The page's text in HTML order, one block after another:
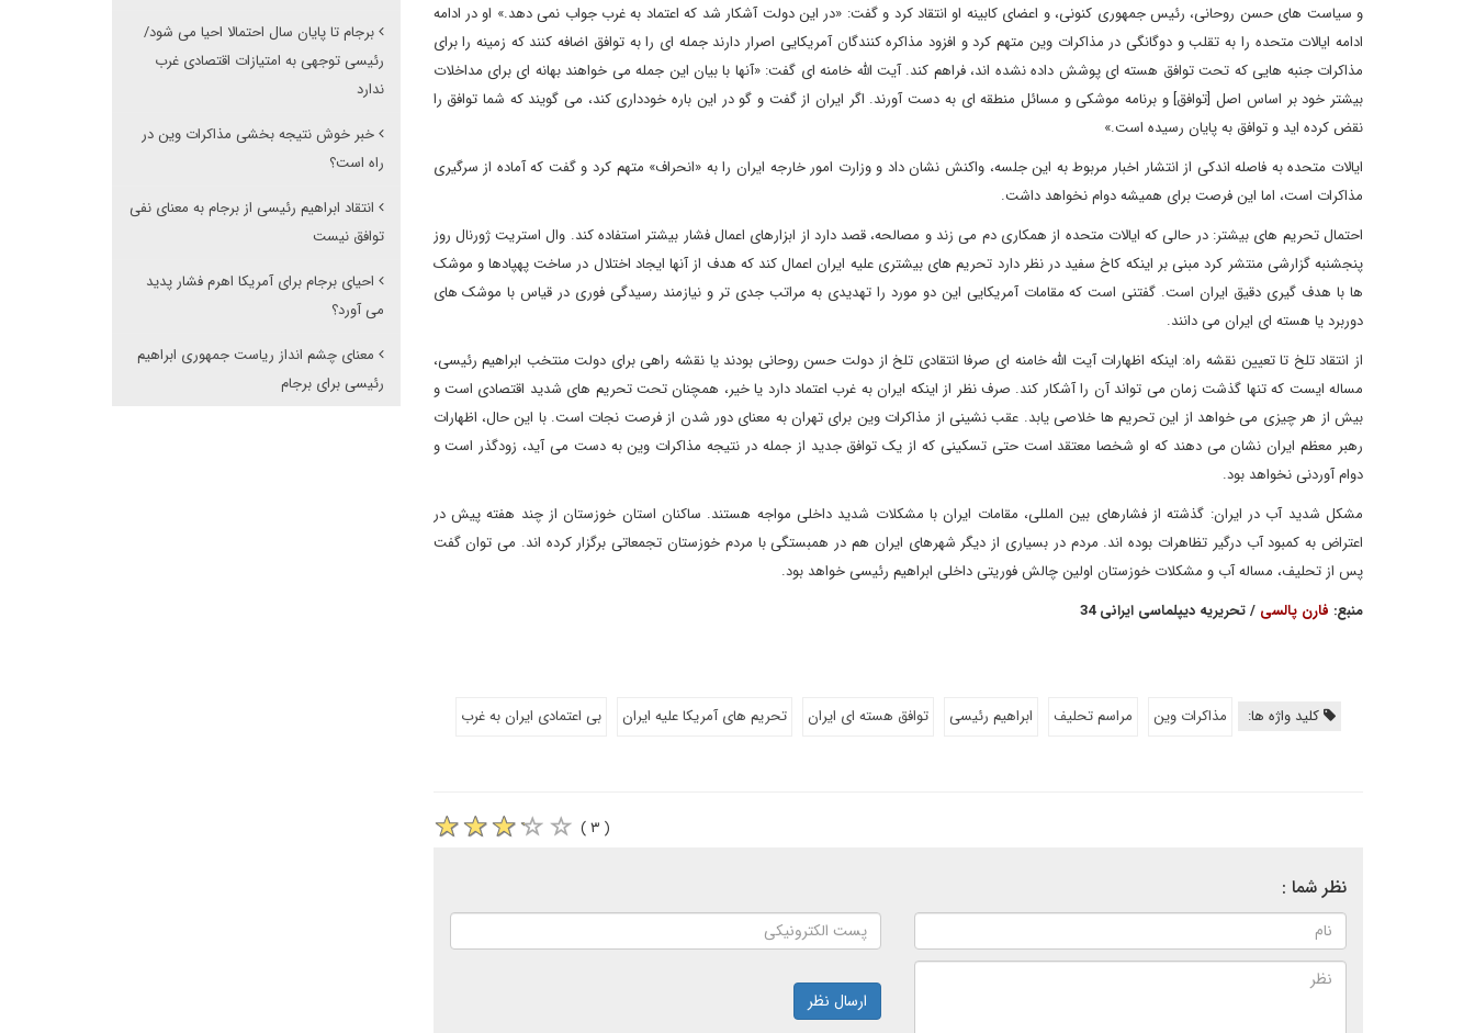
و سیاست های حسن روحانی، رئیس جمهوری کنونی، و اعضای کابینه او انتقاد کرد و گفت: «در این دولت آشکار شد که اعتماد به غرب جواب نمی دهد.» او در ادامه
ادامه ایالات متحده را به تقلب و دوگانگی در مذاکرات وین متهم کرد و افزود مذاکره کنندگان آمریکایی اصرار دارند جمله ای را به توافق اضافه کنند که زمینه را برای
مذاکرات جنبه هایی که تحت توافق هسته ای پوشش داده نشده اند، فراهم کند. آیت الله خامنه ای گفت: «آنها با بیان این جمله می خواهند بهانه ای برای مداخلات
بیشتر خود بر اساس اصل [توافق] و برنامه موشکی و مسائل منطقه ای به دست آورند. اگر ایران از گفت و گو در این باره خودداری کند، می گویند که شما توافق را
نقض کرده اید و توافق به پایان رسیده است.»
ایالات متحده به فاصله اندکی از انتشار اخبار مربوط به این جلسه، واکنش نشان داد و وزارت امور خارجه ایران را به «انحراف» متهم کرد و گفت که آماده از سرگیری
مذاکرات است، اما این فرصت برای همیشه دوام نخواهد داشت.
احتمال تحریم های بیشتر: در حالی که ایالات متحده از همکاری دم می زند و مصالحه، قصد دارد از ابزارهای اعمال فشار بیشتر استفاده کند. وال استریت ژورنال روز
پنجشنبه گزارشی منتشر کرد مبنی بر اینکه کاخ سفید در نظر دارد تحریم های بیشتری علیه ایران اعمال کند که هدف از آنها ایجاد اختلال در ساخت پهپادها و موشک
ها با هدف گیری دقیق ایران است. گفتنی است که مقامات آمریکایی این دو مورد را تهدیدی به مراتب جدی تر و نیازمند رسیدگی فوری در قیاس با موشک های
دوربرد یا هسته ای ایران می دانند.
از انتقاد تلخ تا تعیین نقشه راه: اینکه اظهارات آیت الله خامنه ای صرفا انتقادی تلخ از دولت حسن روحانی بودند یا نقشه راهی برای دولت منتخب ابراهیم رئیسی،
مساله ایست که تنها گذشت زمان می تواند آن را آشکار کند. صرف نظر از اینکه ایران به غرب اعتماد دارد یا خیر، همچنان تحت تحریم های شدید اقتصادی است و
بیش از هر چیزی می خواهد از این تحریم ها خلاصی یابد. عقب نشینی از مذاکرات وین برای تهران به معنای دور شدن از فرصت نجات است. با این حال، اظهارات
رهبر معظم ایران نشان می دهند که او شخصا معتقد است حتی تسکینی که از یک توافق جدید از جمله در نتیجه مذاکرات وین به دست می آید، زودگذر است و
دوام آوردنی نخواهد بود.
مشکل شدید آب در ایران: گذشته از فشارهای بین المللی، مقامات ایران با مشکلات شدید داخلی مواجه هستند. ساکنان استان خوزستان از چند هفته پیش در
اعتراض به کمبود آب درگیر تظاهرات بوده اند. مردم در بسیاری از دیگر شهرهای ایران هم در همبستگی با مردم خوزستان تجمعاتی برگزار کرده اند. می توان گفت
پس از تحلیف، مساله آب و مشکلات خوزستان اولین چالش فوریتی داخلی ابراهیم رئیسی خواهد بود.
منبع: فارن پالسی / تحریریه دیپلماسی ایرانی 34
کلید واژه ها: مذاکرات وین مراسم تحلیف ابراهیم رئیسی توافق هسته ای ایران تحریم های آمریکا علیه ایران بی اعتمادی ایران به غرب
( ۳ )
نظر شما :
ارسال نظر
برجام تا پایان سال احتمالا احیا می شود/
رئیسی توجهی به امتیازات اقتصادی غرب
ندارد
خبر خوش نتیجه بخشی مذاکرات وین در
راه است؟
انتقاد ابراهیم رئیسی از برجام به معنای نفی
توافق نیست
احیای برجام برای آمریکا اهرم فشار پدید
می آورد؟
معنای چشم انداز ریاست جمهوری ابراهیم
رئیسی برای برجام